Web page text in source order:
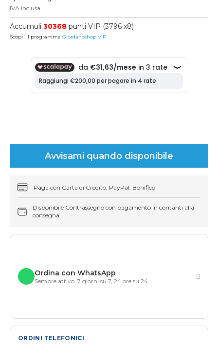
IVA inclusa
Accumuli 30368 punti VIP (3796 x8)
Scopri il programma Giordanoshop VIP
Avvisami quando disponibile
Paga con Carta di Credito, PayPal, Bonifico
Disponibile Contrassegno con pagamento in contanti alla
consegna
Ordina con WhatsApp
Sempre attivo, 7 giorni su 7, 24 ore su 24
ORDINI TELEFONICI